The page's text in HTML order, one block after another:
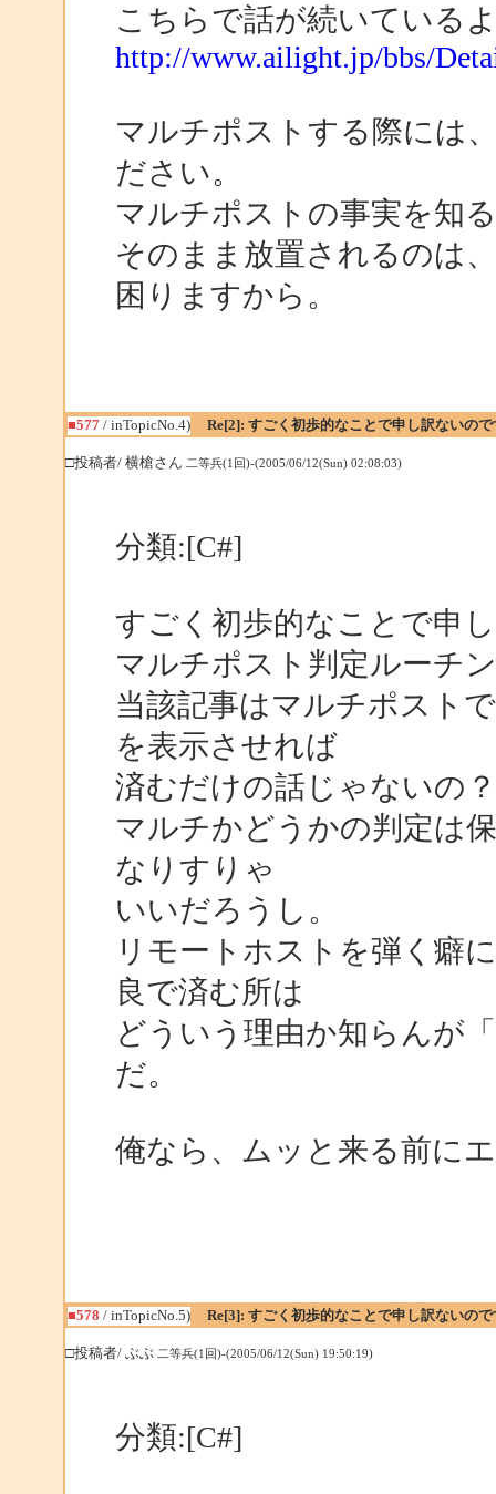
こちらで話が続いている
http://www.ailight.jp/bbs/
マルチポストする際には
ださい。
マルチポストの事実を知
そのまま放置されるのは
困りますから。
■577/ inTopicNo.4) Re[2]: すごく初歩的なことで申し訳ないの
□投稿者/ 横槍さん 二等兵(1回)-(2005/06/12(Sun) 02:08:03)
分類:[C#]
すごく初歩的なことで申
マルチポスト判定ルーチ
当該記事はマルチポスト
を表示させれば
済むだけの話じゃないの？
マルチかどうかの判定は
なりすりゃ
いいだろうし。
リモートホストを弾く癖
良で済む所は
どういう理由か知らんが
だ。
俺なら、ムッと来る前に
■578 / inTopicNo.5) Re[3]: すごく初歩的なことで申し訳ないの
□投稿者/ ぶぶ 二等兵(1回)-(2005/06/12(Sun) 19:50:19)
分類:[C#]